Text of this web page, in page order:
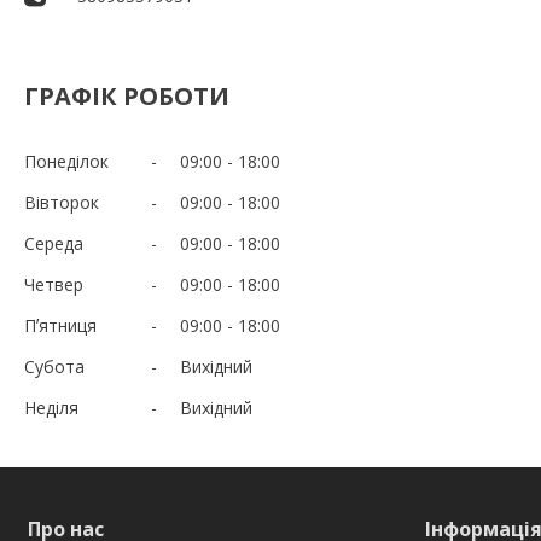
ГРАФІК РОБОТИ
Понеділок 09:00
18:00
Вівторок
09:00
18:00
Середа
09:00
18:00
Четвер
09:00
18:00
Пʼятниця
09:00
18:00
Субота
Вихідний
Неділя
Вихідний
Про нас